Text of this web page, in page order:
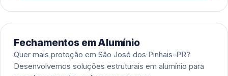
Fechamentos em Alumínio
Quer mais proteção em São José dos Pinhais-PR?
Desenvolvemos soluções estruturais em alumínio para